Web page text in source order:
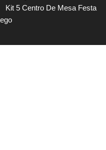
Kit 5 Centro De Mesa Festa